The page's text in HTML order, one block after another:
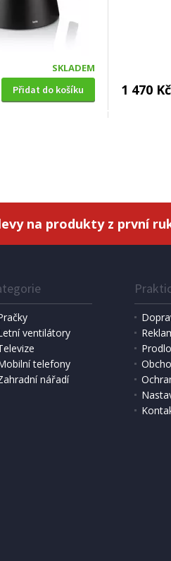
SKLADEM
Přidat do košíku 1 470 Kč
SKLADEM
Přidat do košíku
na produkty z první
ventilátory
telefony
nářadí